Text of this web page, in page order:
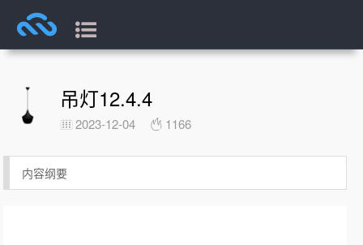
吊灯12.4.4
2023-12-04 1166
内容纲要